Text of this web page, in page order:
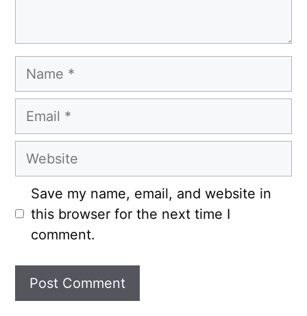
Name
Email
Website
Save my name, email, and website in
this browser for the next time I
comment.